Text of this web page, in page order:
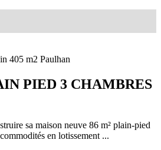
405 m2 Paulhan
PIED 3 CHAMBRES
sa maison neuve 86 m² plain-pied
en lotissement ...